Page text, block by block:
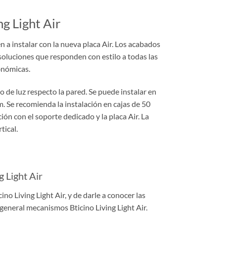
hasta
20,10 €
Light Air
instalar con la nueva placa Air. Los acabados
que responden con estilo a todas las
luz respecto la pared. Se puede instalar en
Se recomienda la instalación en cajas de 50
con el soporte dedicado y la placa Air. La
Light Air
Living Light Air, y de darle a conocer las
mecanismos Bticino Living Light Air.